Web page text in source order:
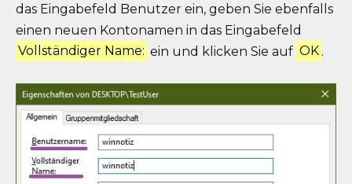
das Eingabefeld Benutzer ein, geben Sie ebenfalls
einen neuen Kontonamen in das Eingabefeld
Vollständiger Name: ein und klicken Sie auf OK .